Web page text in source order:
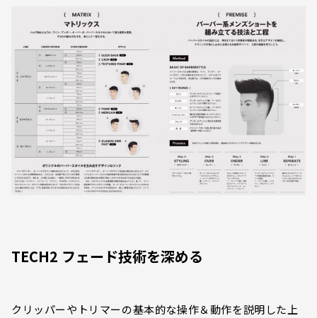
TECH2 フェード技術を深める
クリッパーやトリマーの基本的な操作＆動作を説明した上